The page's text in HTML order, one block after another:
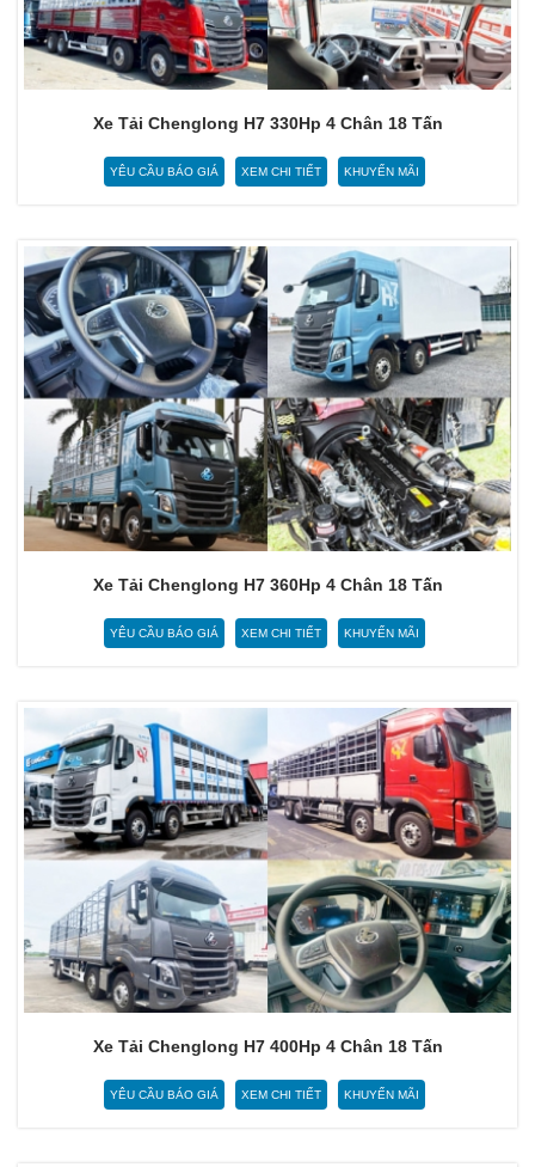
Xe Tải Chenglong H7 330Hp 4 Chân 18 Tấn
YÊU CẦU BÁO GIÁ XEM CHI TIẾT KHUYẾN MÃI
Xe Tải Chenglong H7 360Hp 4 Chân 18 Tấn
YÊU CẦU BÁO GIÁ XEM CHI TIẾT KHUYẾN MÃI
Xe Tải Chenglong H7 400Hp 4 Chân 18 Tấn
YÊU CẦU BÁO GIÁ XEM CHI TIẾT KHUYẾN MÃI